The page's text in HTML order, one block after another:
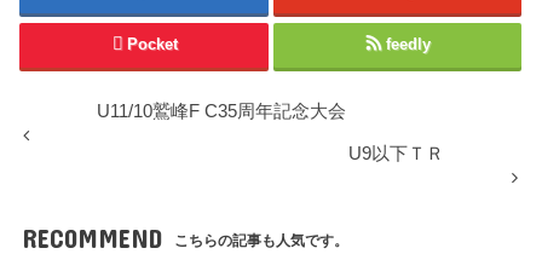
Pocket feedly
U11/10鷲峰F C35周年記念大会
U9以下ＴＲ
RECOMMEND こちらの記事も人気です。